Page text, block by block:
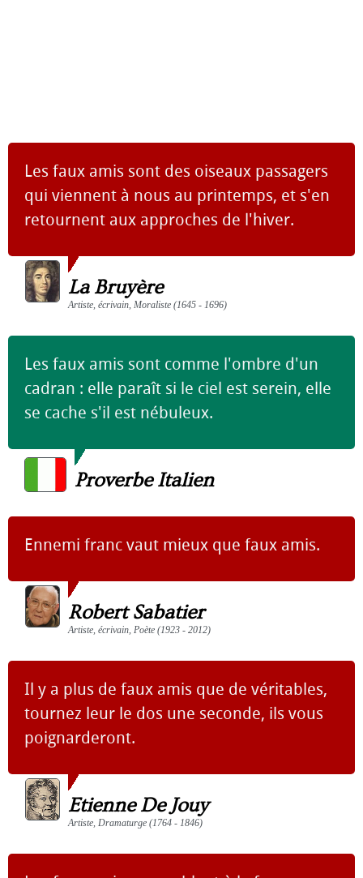
Les faux amis sont des oiseaux passagers
qui viennent à nous au printemps, et s'en
retournent aux approches de l'hiver.
La Bruyère
Artiste, écrivain, Moraliste (1645 - 1696)
Les faux amis sont comme l'ombre d'un
cadran : elle paraît si le ciel est serein, elle
se cache s'il est nébuleux.
Proverbe Italien
Ennemi franc vaut mieux que faux amis.
Robert Sabatier
Artiste, écrivain, Poète (1923 - 2012)
Il y a plus de faux amis que de véritables,
tournez leur le dos une seconde, ils vous
poignarderont.
Etienne De Jouy
Artiste, Dramaturge (1764 - 1846)